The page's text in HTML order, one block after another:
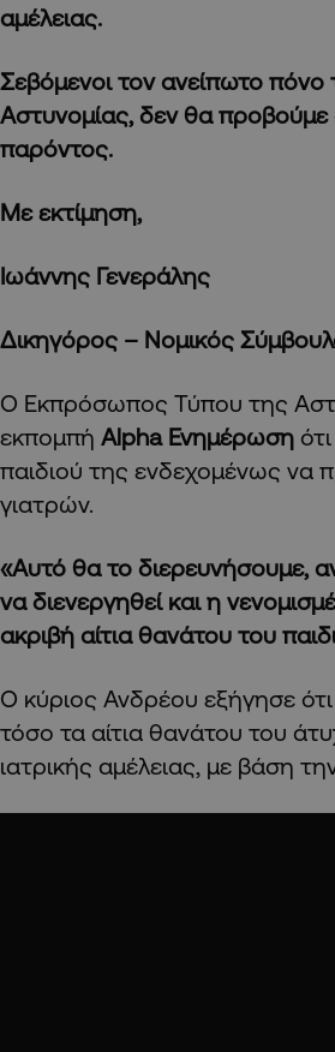
αμέλειας.
Σεβόμενοι τον ανείπωτο πόνο
Αστυνομίας, δεν θα προβούμε
παρόντος.
Με εκτίμηση,
Ιωάννης Γενεράλης
Δικηγόρος – Νομικός
Ο Εκπρόσωπος Τύπου της
εκπομπή Alpha Ενημέρωση
παιδιού της ενδεχομένως να
γιατρών.
«Αυτό θα το διερευνήσουμε,
να διενεργηθεί και η
ακριβή αίτια θανάτου του
Ο κύριος Ανδρέου εξήγησε
τόσο τα αίτια θανάτου του
ιατρικής αμέλειας, με βάση